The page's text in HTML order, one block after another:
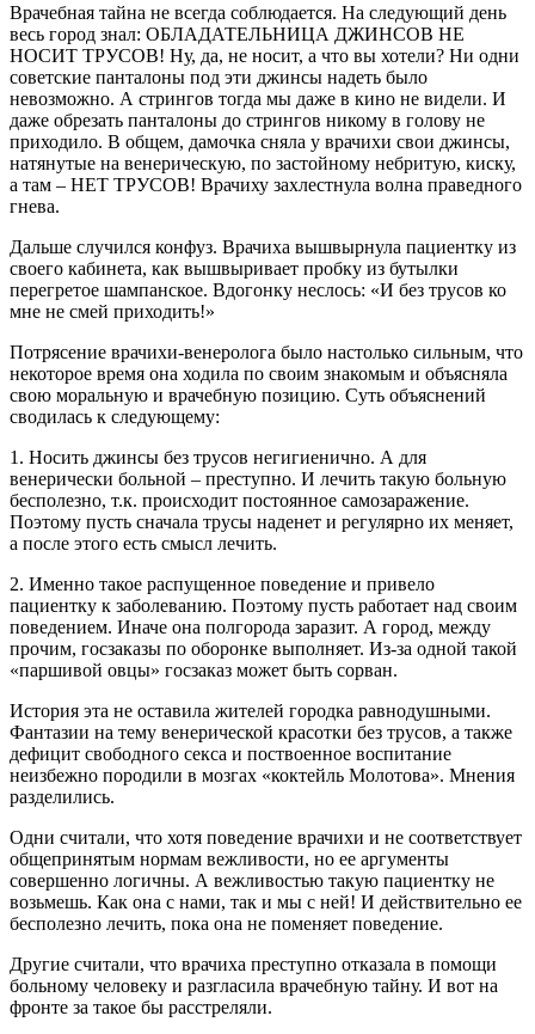
Врачебная тайна не всегда соблюдается. На следующий день
весь город знал: ОБЛАДАТЕЛЬНИЦА ДЖИНСОВ НЕ
НОСИТ ТРУСОВ! Ну, да, не носит, а что вы хотели? Ни одни
советские панталоны под эти джинсы надеть было
невозможно. А стрингов тогда мы даже в кино не видели. И
даже обрезать панталоны до стрингов никому в голову не
приходило. В общем, дамочка сняла у врачихи свои джинсы,
натянутые на венерическую, по застойному небритую, киску,
а там – НЕТ ТРУСОВ! Врачиху захлестнула волна праведного
гнева.
Дальше случился конфуз. Врачиха вышвырнула пациентку из
своего кабинета, как вышвыривает пробку из бутылки
перегретое шампанское. Вдогонку неслось: «И без трусов ко
мне не смей приходить!»
Потрясение врачихи-венеролога было настолько сильным, что
некоторое время она ходила по своим знакомым и объясняла
свою моральную и врачебную позицию. Суть объяснений
сводилась к следующему:
1. Носить джинсы без трусов негигиенично. А для
венерически больной – преступно. И лечить такую больную
бесполезно, т.к. происходит постоянное самозаражение.
Поэтому пусть сначала трусы наденет и регулярно их меняет,
а после этого есть смысл лечить.
2. Именно такое распущенное поведение и привело
пациентку к заболеванию. Поэтому пусть работает над своим
поведением. Иначе она полгорода заразит. А город, между
прочим, госзаказы по оборонке выполняет. Из-за одной такой
«паршивой овцы» госзаказ может быть сорван.
История эта не оставила жителей городка равнодушными.
Фантазии на тему венерической красотки без трусов, а также
дефицит свободного секса и поствоенное воспитание
неизбежно породили в мозгах «коктейль Молотова». Мнения
разделились.
Одни считали, что хотя поведение врачихи и не соответствует
общепринятым нормам вежливости, но ее аргументы
совершенно логичны. А вежливостью такую пациентку не
возьмешь. Как она с нами, так и мы с ней! И действительно ее
бесполезно лечить, пока она не поменяет поведение.
Другие считали, что врачиха преступно отказала в помощи
больному человеку и разгласила врачебную тайну. И вот на
фронте за такое бы расстреляли.